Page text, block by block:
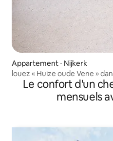
Appartement ⋅ Nijkerk
louez « Huize oude Vene »
Le confort d'un
mensuels